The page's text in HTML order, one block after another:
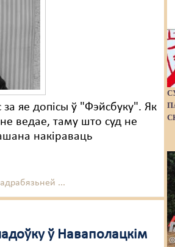
яе допісы ў "Фэйсбуку". Як
ведае, таму што суд не
накіраваць
...
ў Наваполацкім